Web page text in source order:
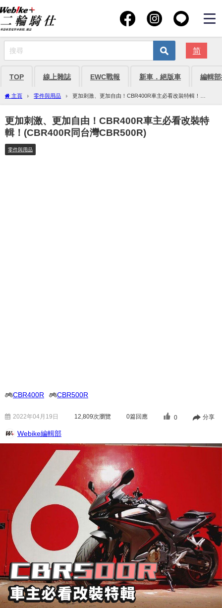
简
TOP 線上雜誌 EWC戰報 新車．絕版車 編輯
主頁 零件與用品
更加刺激、更加自由！CBR400R車主必看改裝特輯！
(CBR400R同台灣CBR500R)
更加刺激、更加自由！CBR400R車主必看改裝特
輯！(CBR400R同台灣CBR500R)
零件與用品
CBR400R CBR500R
2022年04月19日 12,809次瀏覽 0篇回應 0 分享
Webike編輯部